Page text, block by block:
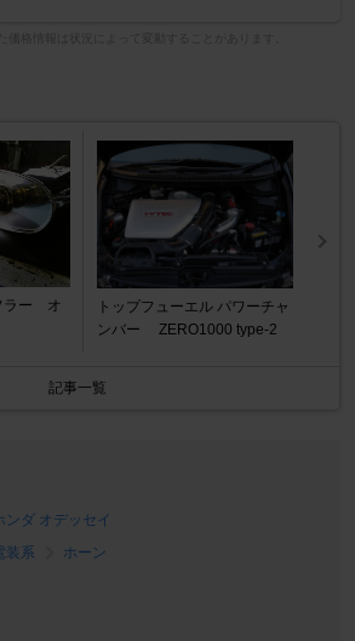
ラー オ
トップフューエル パワーチャ
ンバー ZERO1000 type-2
記事一覧
ンダ オデッセイ
装系
ホーン